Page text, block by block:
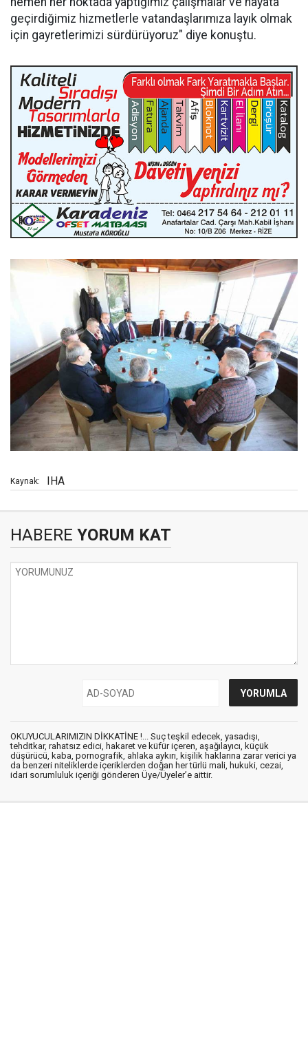
geçirdiğimiz hizmetlerle vatandaşlarımıza layık olmak
için gayretlerimizi sürdürüyoruz" diye konuştu.
Kaynak: IHA
HABERE YORUM KAT
OKUYUCULARIMIZIN DİKKATİNE !... Suç teşkil edecek, yasadışı,
tehditkar, rahatsız edici, hakaret ve küfür içeren, aşağılayıcı, küçük
düşürücü, kaba, pornografik, ahlaka aykırı, kişilik haklarına zarar verici ya
da benzeri niteliklerde içeriklerden doğan her türlü mali, hukuki, cezai,
idari sorumluluk içeriği gönderen Üye/Üyeler’e aittir.